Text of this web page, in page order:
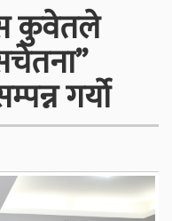
कुवेतले
गर्यो